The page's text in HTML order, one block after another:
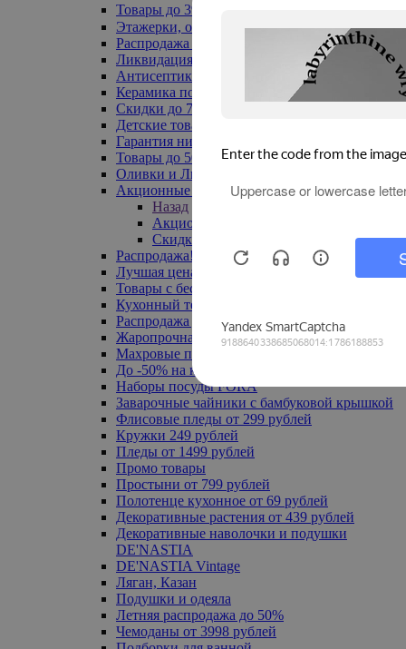
Товары до 399₽
Этажерки, обувницы
Распродажа текстиля до -50%
Ликвидация до -70%
Антисептики
Керамика по 129 руб
Скидки до 70%
Детские товары
Гарантия низкой цены
Товары до 500 руб
Оливки и Лимоны
Акционные товары
Назад
Акционные товары
Скидка 20% по промокоду
Распродажа! Ульяновск до -70%
Лучшая цена
Товары с бесплатной доставкой
Кухонный текстиль
Распродажа до -50%
Жаропрочная посуда
Махровые полотенца
До -50% на ковры
Наборы посуды FORA
Заварочные чайники с бамбуковой крышкой
Флисовые пледы от 299 рублей
Кружки 249 рублей
Пледы от 1499 рублей
Промо товары
Простыни от 799 рублей
Полотенце кухонное от 69 рублей
Декоративные растения от 439 рублей
Декоративные наволочки и подушки
DE'NASTIA
DE'NASTIA Vintage
Ляган, Казан
Подушки и одеяла
Летняя распродажа до 50%
Чемоданы от 3998 рублей